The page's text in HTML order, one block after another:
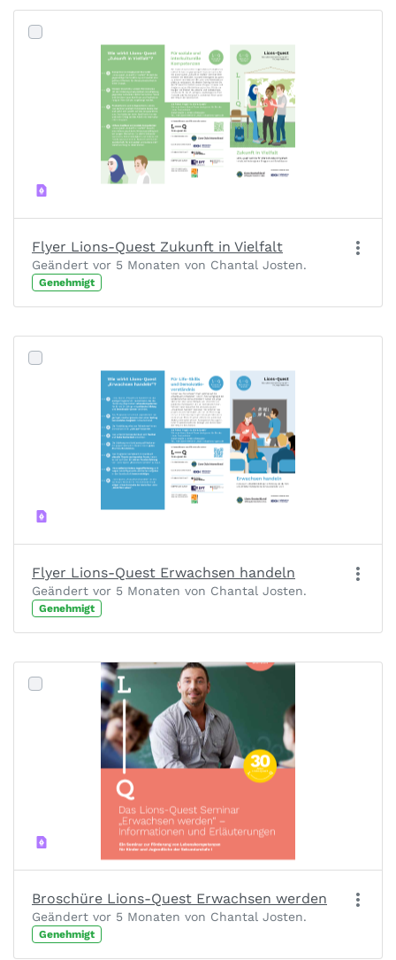
Flyer Lions-Quest Zukunft in Vielfalt
Geändert vor 5 Monaten von Chantal Josten.
Genehmigt
Flyer Lions-Quest Erwachsen handeln
Geändert vor 5 Monaten von Chantal Josten.
Genehmigt
Broschüre Lions-Quest Erwachsen werden
Geändert vor 5 Monaten von Chantal Josten.
Genehmigt